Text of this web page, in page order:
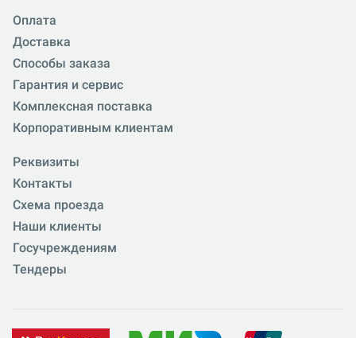
Оплата
Доставка
Способы заказа
Гарантия и сервис
Комплексная поставка
Корпоративным клиентам
Реквизиты
Контакты
Схема проезда
Наши клиенты
Госучреждениям
Тендеры